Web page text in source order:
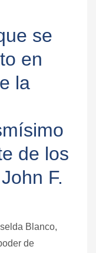
se
en
la
de los
F.
Blanco,
de